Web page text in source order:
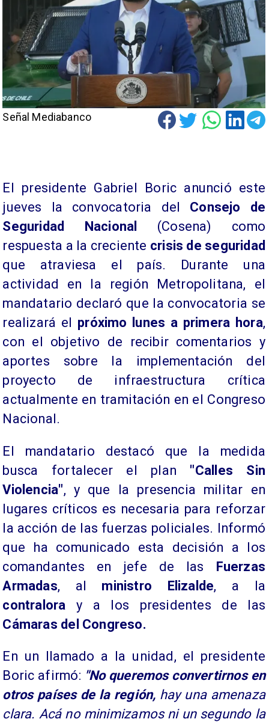
Señal Mediabanco
​El presidente Gabriel Boric anunció este
jueves la convocatoria del Consejo de
Seguridad Nacional
(Cosena) como
respuesta a la creciente crisis de seguridad
que atraviesa el país. Durante una
actividad en la región Metropolitana, el
mandatario declaró que la convocatoria se
realizará el próximo lunes a primera hora,
con el objetivo de recibir comentarios y
aportes sobre la implementación del
proyecto de infraestructura crítica
actualmente en tramitación en el Congreso
Nacional.
El mandatario destacó que la medida
busca fortalecer el plan "Calles Sin
Violencia", y que la presencia militar en
lugares críticos es necesaria para reforzar
la acción de las fuerzas policiales. Informó
que ha comunicado esta decisión a los
comandantes en jefe de las Fuerzas
Armadas, al ministro Elizalde, a la
contralora y a los presidentes de las
Cámaras del Congreso.
En un llamado a la unidad, el presidente
Boric afirmó: "No queremos convertirnos en
otros países de la región, hay una amenaza
clara. Acá no minimizamos ni un segundo la